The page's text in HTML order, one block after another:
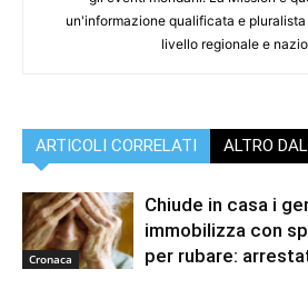
un'informazione qualificata e
livello regionale e
ARTICOLI CORRELATI ALTRO
Cronaca
Chiude in casa i
immobilizza con
per rubare: